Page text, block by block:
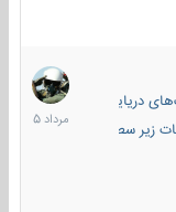
دریایی
سطحی
2
مرداد
1405